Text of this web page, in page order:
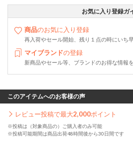
お気に入り登録ガ
商品のお気に入り登録
再入荷やセール開始、残り１点の時にいち
マイブランドの登録
新商品やセール等、ブランドのお得な情報
このアイテムへのお客様の声
レビュー投稿で最大2,000ポイント
※投稿は（対象商品の）ご購入者のみ可能
※投稿可能期間は商品出荷48時間後から30日間です